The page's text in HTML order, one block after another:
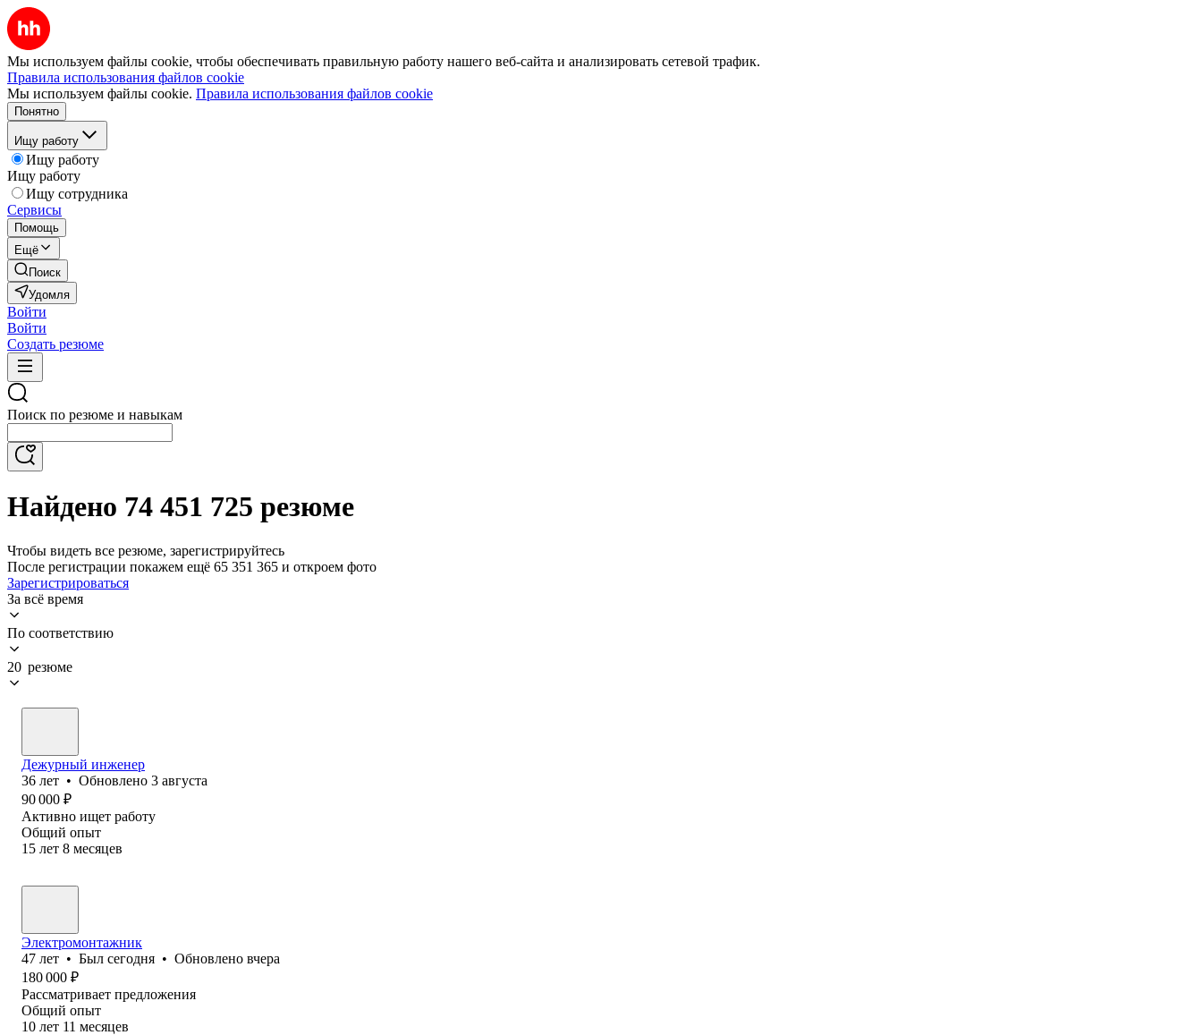
Мы используем файлы cookie, чтобы обеспечивать правильную работу нашего веб-сайта и анализировать сетевой трафик.
Правила использования файлов cookie
Мы используем файлы cookie. Правила использования файлов cookie
Понятно
Ищу работу
Ищу работу
Ищу работу
Ищу сотрудника
Сервисы
Помощь
Ещё
Поиск
Удомля
Войти
Войти
Создать резюме
Поиск по резюме и навыкам
Найдено 74 451 725 резюме
Чтобы видеть все резюме, зарегистрируйтесь
После регистрации покажем ещё 65 351 365 и откроем фото
Зарегистрироваться
За всё время
По соответствию
20 резюме
Дежурный инженер
36 лет • Обновлено 3 августа
90 000 ₽
Активно ищет работу
Общий опыт
15 лет 8 месяцев
Электромонтажник
47 лет • Был сегодня • Обновлено вчера
180 000 ₽
Рассматривает предложения
Общий опыт
10 лет 11 месяцев